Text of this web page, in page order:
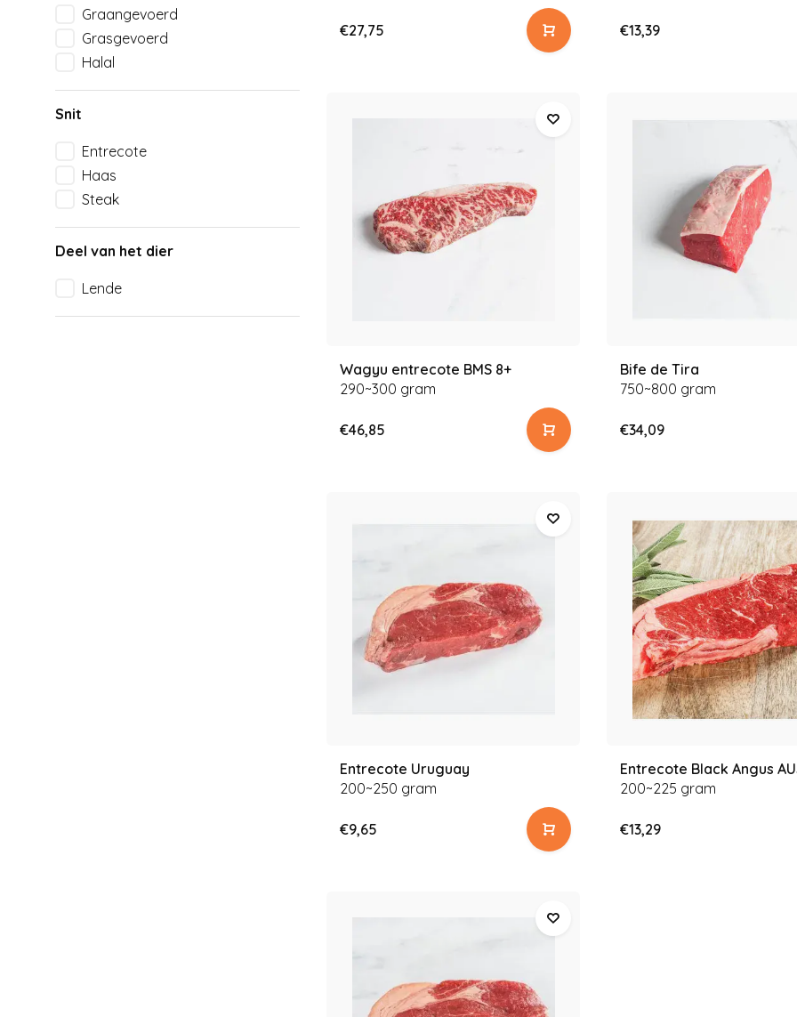
Graangevoerd
Grasgevoerd
Halal
Snit
Entrecote
Haas
Steak
Deel van het dier
Lende
€27,75 €13,39
Wagyu entrecote BMS 8+
290~300 gram
€46,85
Bife de Tira
750~800 gram
€34,09
Entrecote Uruguay
200~250 gram
€9,65
Entrecote Black Angus
200~225 gram
€13,29